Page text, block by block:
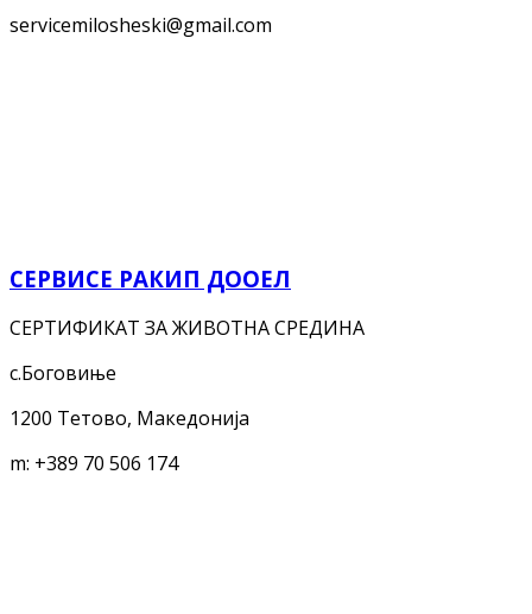
servicemilosheski@gmail.com
СЕРВИСЕ РАКИП ДООЕЛ
СЕРТИФИКАТ ЗА ЖИВОТНА СРЕДИНА
с.Боговиње
1200 Тетово, Македонија
m: +389 70 506 174